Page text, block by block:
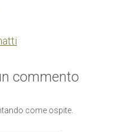
commento
come ospite.